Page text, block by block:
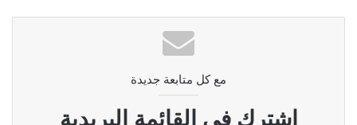
مع كل متابعة جديدة
إشترك في القائمة البريدية